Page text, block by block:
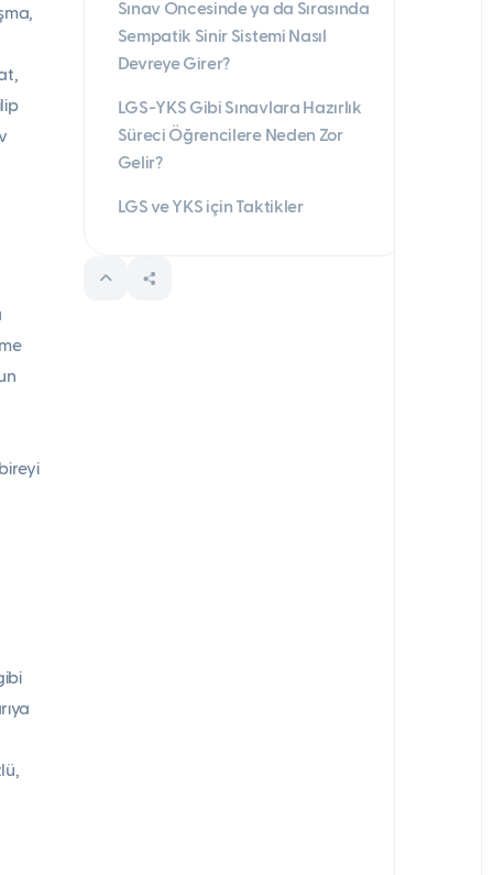
Sınav Öncesinde ya da Sırasında
Sempatik Sinir Sistemi Nasıl
Devreye Girer?
LGS-YKS Gibi Sınavlara Hazırlık
Süreci Öğrencilere Neden Zor
Gelir?
LGS ve YKS için Taktikler